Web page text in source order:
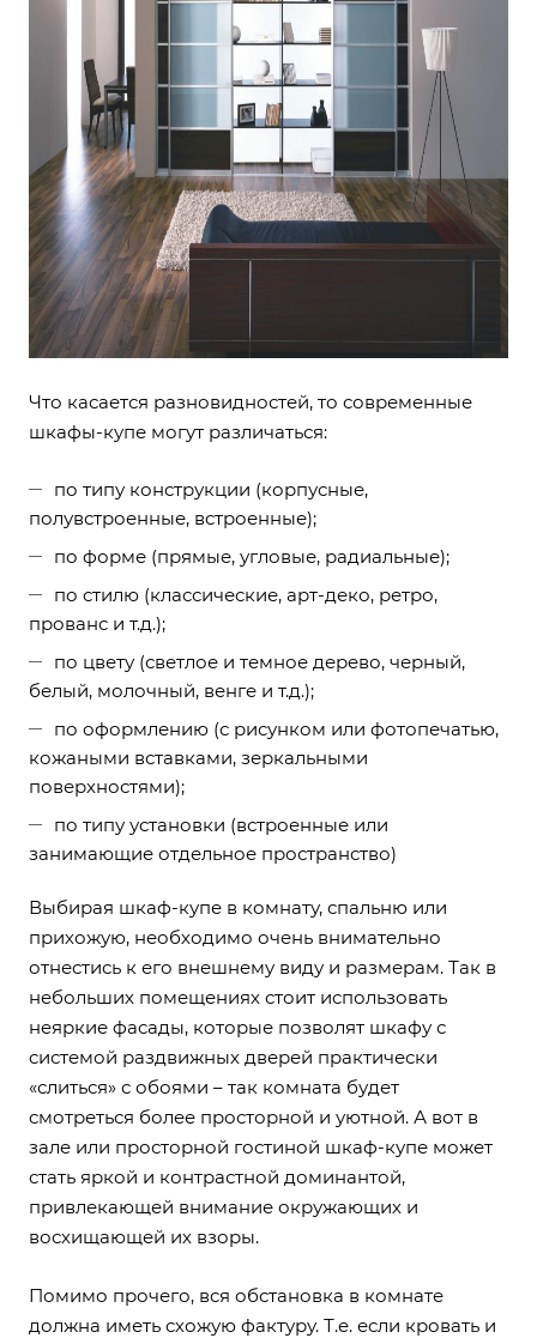
Что касается разновидностей, то современные
шкафы-купе могут различаться:
по типу конструкции (корпусные,
полувстроенные, встроенные);
по форме (прямые, угловые, радиальные);
по стилю (классические, арт-деко, ретро,
прованс и т.д.);
по цвету (светлое и темное дерево, черный,
белый, молочный, венге и т.д.);
по оформлению (с рисунком или фотопечатью,
кожаными вставками, зеркальными
поверхностями);
по типу установки (встроенные или
занимающие отдельное пространство)
Выбирая шкаф-купе в комнату, спальню или
прихожую, необходимо очень внимательно
отнестись к его внешнему виду и размерам. Так в
небольших помещениях стоит использовать
неяркие фасады, которые позволят шкафу с
системой раздвижных дверей практически
«слиться» с обоями – так комната будет
смотреться более просторной и уютной. А вот в
зале или просторной гостиной шкаф-купе может
стать яркой и контрастной доминантой,
привлекающей внимание окружающих и
восхищающей их взоры.
Помимо прочего, вся обстановка в комнате
должна иметь схожую фактуру. Т.е. если кровать и